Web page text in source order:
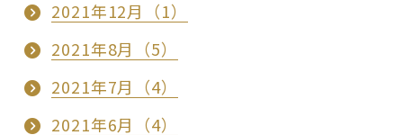
2021年12月（1）
2021年8月（5）
2021年7月（4）
2021年6月（4）